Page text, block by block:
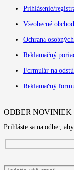
Prihlásenie/
Všeobecné
Ochrana
Reklamačný
Formulár na
Reklamačný
ODBER NOVINIEK
Prihláste sa na odber,